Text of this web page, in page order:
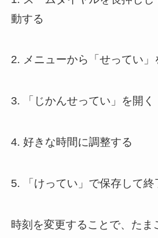
動する
2. メニューから「せってい」
3. 「じかんせってい」を開く
4. 好きな時間に調整する
5. 「けってい」で保存して終
時刻を変更することで、たま